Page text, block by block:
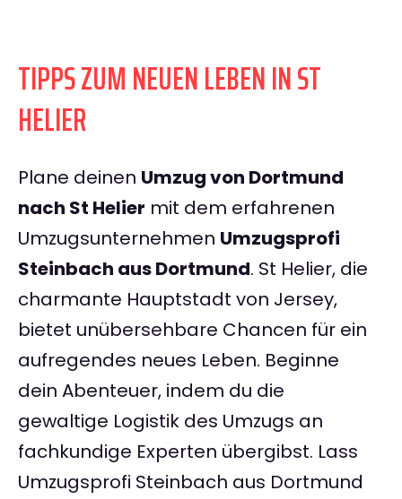
TIPPS ZUM NEUEN LEBEN IN ST
HELIER
Plane deinen Umzug von Dortmund
nach St Helier mit dem erfahrenen
Umzugsunternehmen Umzugsprofi
Steinbach aus Dortmund. St Helier, die
charmante Hauptstadt von Jersey,
bietet unübersehbare Chancen für ein
aufregendes neues Leben. Beginne
dein Abenteuer, indem du die
gewaltige Logistik des Umzugs an
fachkundige Experten übergibst. Lass
Umzugsprofi Steinbach aus Dortmund